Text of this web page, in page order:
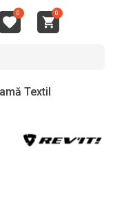
0 0
Textil